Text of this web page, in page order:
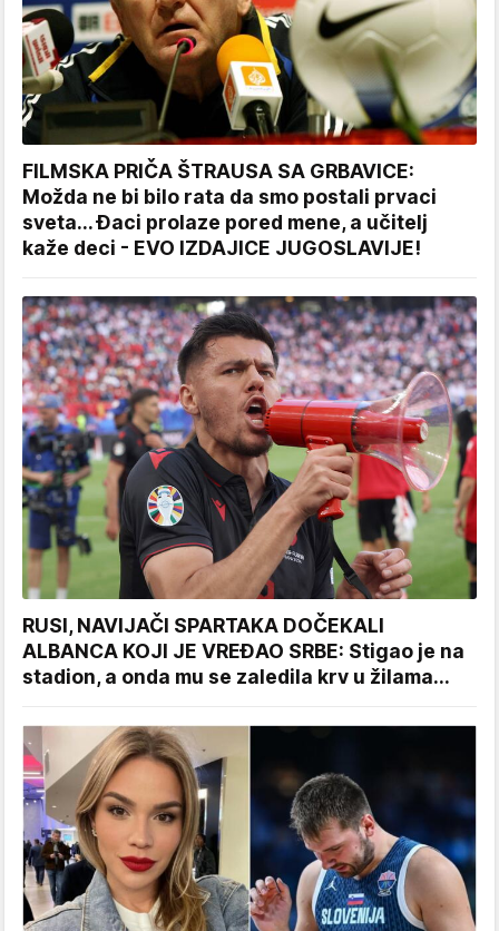
FILMSKA PRIČA ŠTRAUSA SA GRBAVICE:
Možda ne bi bilo rata da smo postali prvaci
sveta... Đaci prolaze pored mene, a učitelj
kaže deci - EVO IZDAJICE JUGOSLAVIJE!
RUSI, NAVIJAČI SPARTAKA DOČEKALI
ALBANCA KOJI JE VREĐAO SRBE: Stigao je na
stadion, a onda mu se zaledila krv u žilama...